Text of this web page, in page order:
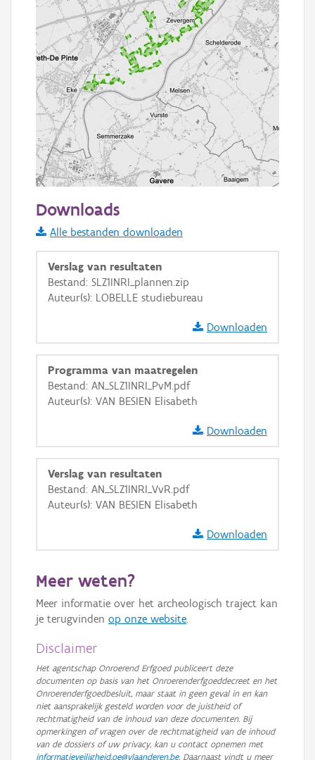
Informatie Vlaanderen
i
+ −
Basis Lagen
Ortho
GRB-Basiskaart
GRB-Basiskaart in grijswaarden
Downloads
Alle bestanden downloaden
Verslag van resultaten
Bestand: SLZ1INRI_plannen.zip
Auteur(s): LOBELLE studiebureau
Downloaden
Programma van maatregelen
Bestand: AN_SLZ1INRI_PvM.pdf
Auteur(s): VAN BESIEN Elisabeth
Downloaden
Verslag van resultaten
Bestand: AN_SLZ1INRI_VvR.pdf
Auteur(s): VAN BESIEN Elisabeth
Downloaden
Meer weten?
Meer informatie over het archeologisch traject kan
je terugvinden op onze website.
Disclaimer
Het agentschap Onroerend Erfgoed publiceert deze
documenten op basis van het Onroerenderfgoeddecreet en het
Onroerenderfgoedbesluit, maar staat in geen geval in en kan
niet aansprakelijk gesteld worden voor de juistheid of
rechtmatigheid van de inhoud van deze documenten. Bij
opmerkingen of vragen over de rechtmatigheid van de inhoud
van de dossiers of uw privacy, kan u contact opnemen met
informatieveiligheid.oe@vlaanderen.be. Daarnaast vindt u meer